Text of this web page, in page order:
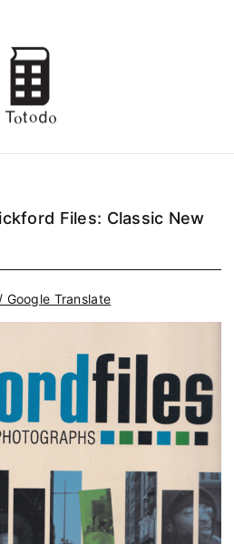
Files: Classic New
Google Translate